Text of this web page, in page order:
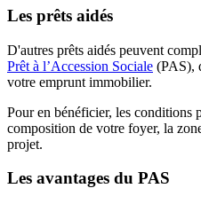
Les prêts aidés
D'autres prêts aidés peuvent
Prêt à l’Accession Sociale (PAS),
votre emprunt immobilier.
Pour en bénéficier, les conditions
composition de votre foyer, la
projet.
Les avantages du PAS